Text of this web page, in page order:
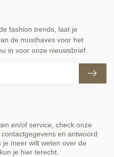
en/of service, check onze
en antwoord
meer wilt weten over de
je hier terecht.
fashion trends, laat je
de musthaves voor het
in voor onze nieuwsbrief.